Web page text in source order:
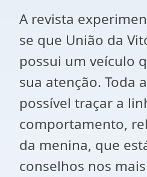
A revista
se que União da
possui um veículo
sua atenção. Toda
possível traçar a
comportamento,
da menina, que
conselhos nos